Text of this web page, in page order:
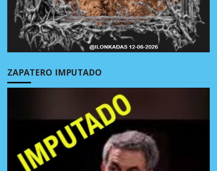
ZAPATERO IMPUTADO